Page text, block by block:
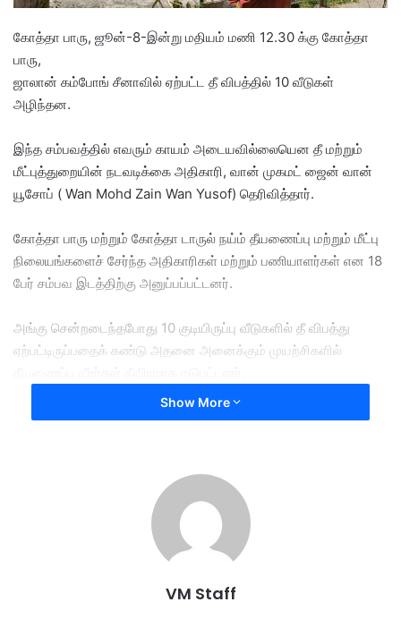
கோத்தா பாரு, ஜூன்-8-இன்று மதியம் மணி 12.30 க்கு கோத்தா
பாரு,
ஜாலான் கம்போங் சீனாவில் ஏற்பட்ட தீ விபத்தில் 10 வீடுகள்
அழிந்தன.
இந்த சம்பவத்தில் எவரும் காயம் அடையவில்லையென தீ மற்றும்
மீட்புத்துறையின் நடவடிக்கை அதிகாரி, வான் முகமட் ஜைன் வான்
யூசோப் ( Wan Mohd Zain Wan Yusof) தெரிவித்தார்.
கோத்தா பாரு மற்றும் கோத்தா டாருல் நய்ம் தீயணைப்பு மற்றும் மீட்பு
நிலையங்களைச் சேர்ந்த அதிகாரிகள் மற்றும் பணியாளர்கள் என 18
பேர் சம்பவ இடத்திற்கு அனுப்பப்பட்டனர்.
அங்கு சென்றடைந்தபோது ​​10 குடியிருப்பு வீடுகளில் தீ விபத்து
ஏற்பட்டிருப்பதைக் கண்டு அதனை அனைக்கும் முயற்சிகளில்
இந்த பேரிடருக்கான காரணம் மற்றும் இழப்பு குறித்து விசாரணை
by fire
Kampung Cina Kota Bharu
Show More
VM Staff